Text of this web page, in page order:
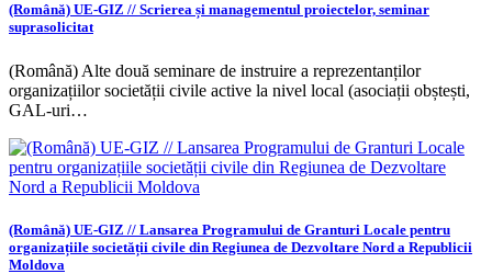
(Română) UE-GIZ // Scrierea și managementul proiectelor, seminar
suprasolicitat
(Română) Alte două seminare de instruire a reprezentanților
organizațiilor societății civile active la nivel local (asociații obștești,
GAL-uri…
(Română) UE-GIZ // Lansarea Programului de Granturi Locale pentru
organizațiile societății civile din Regiunea de Dezvoltare Nord a Republicii
Moldova